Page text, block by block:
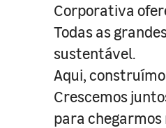
Corporativa
Todas as
sustentável.
Aqui,
Crescemos
para chegarmos